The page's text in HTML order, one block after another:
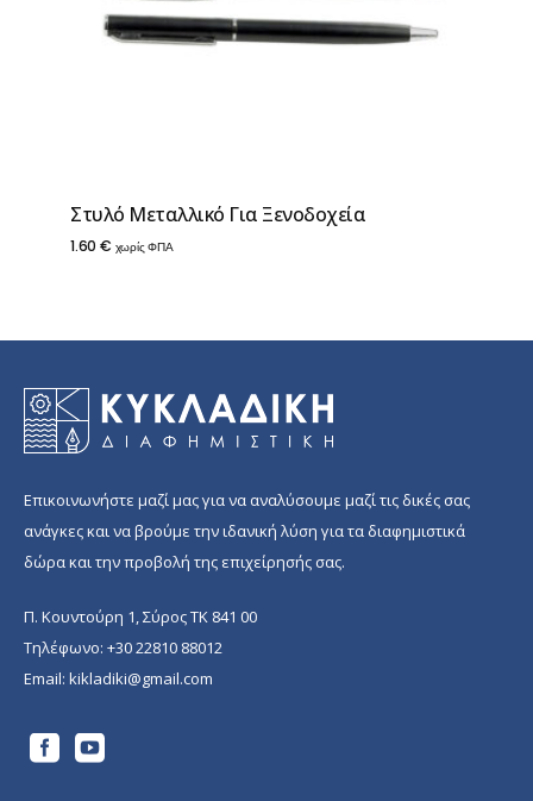
Στυλό Μεταλλικό Για Ξενοδοχεία
1.60 € χωρίς ΦΠΑ
Επικοινωνήστε μαζί μας για να αναλύσουμε μαζί τις δικές σας
ανάγκες και να βρούμε την ιδανική λύση για τα διαφημιστικά
δώρα και την προβολή της επιχείρησής σας.
Π. Κουντούρη 1, Σύρος ΤΚ 841 00
Τηλέφωνο: +30 22810 88012
Email: kikladiki@gmail.com